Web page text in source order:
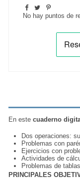
No hay puntos de
En estecuaderno
Dos operaciones:
Problemas con
Ejercicios con
Actividades de
Problemas de
PRINCIPALES